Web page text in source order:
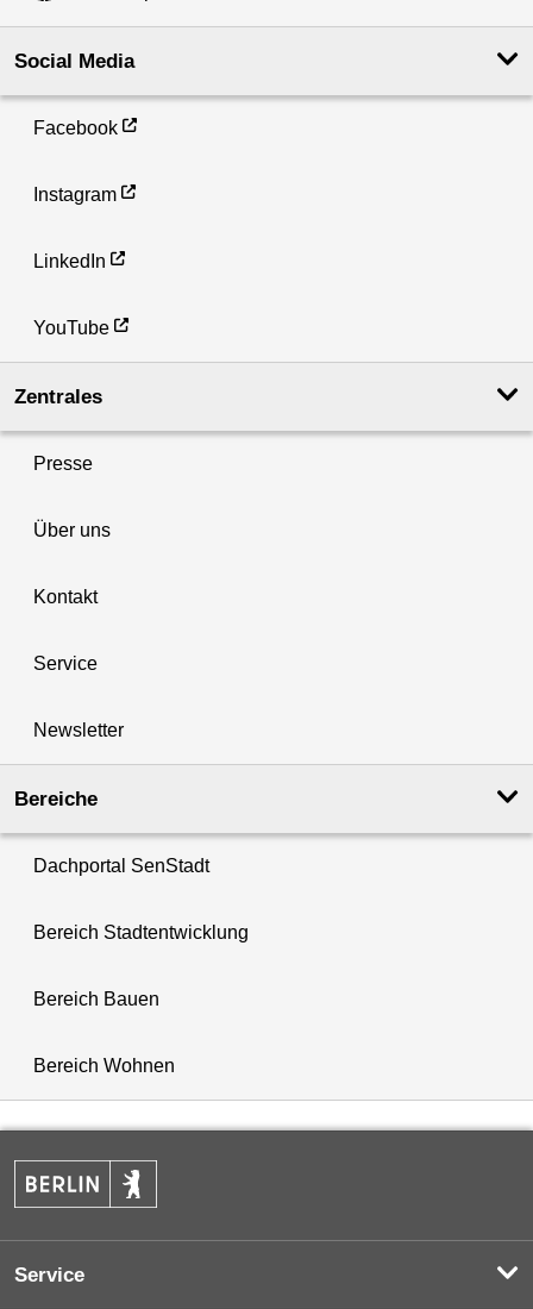
Social Media
Facebook
Instagram
LinkedIn
YouTube
Zentrales
Presse
Über uns
Kontakt
Service
Newsletter
Bereiche
Dachportal SenStadt
Bereich Stadtentwicklung
Bereich Bauen
Bereich Wohnen
Service